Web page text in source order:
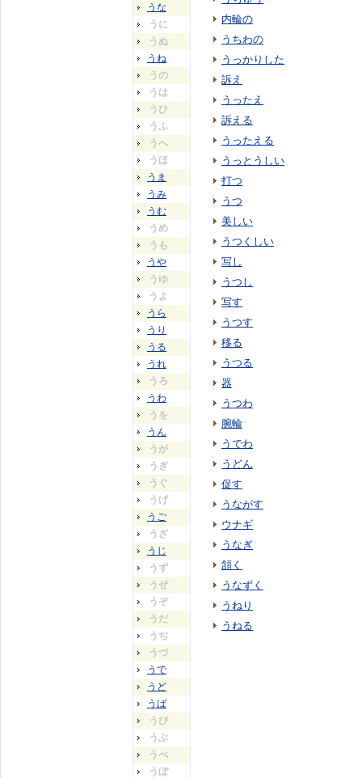
うな
うに
うぬ
うね
うの
うは
うひ
うふ
うへ
うほ
うま
うみ
うむ
うめ
うも
うや
うゆ
うよ
うら
うり
うる
うれ
うろ
うわ
うを
うん
うが
うぎ
うぐ
うげ
うご
うざ
うじ
うず
うぜ
うぞ
うだ
うぢ
うづ
うで
うど
うば
うび
うぶ
うべ
うぼ
内輪の
うちわの
うっかりした
訴え
うったえ
訴える
うったえる
うっとうしい
打つ
うつ
美しい
うつくしい
写し
うつし
写す
うつす
移る
うつる
器
うつわ
腕輪
うでわ
うどん
促す
うながす
ウナギ
うなぎ
頷く
うなずく
うねり
うねる